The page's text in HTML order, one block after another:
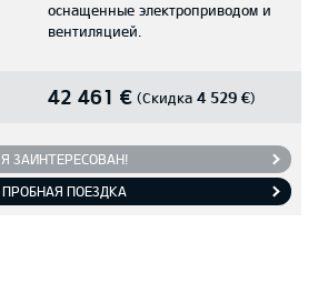
оснащенные электроприводом и
вентиляцией.
42 461 € (Скидка 4 529 €)
Я ЗАИНТЕРЕСОВАН!
ПРОБНАЯ ПОЕЗДКА